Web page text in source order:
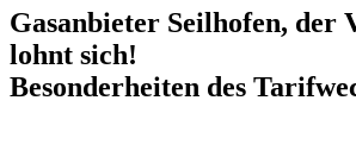
Gasanbieter Seilhofen, der
lohnt sich!
Besonderheiten des